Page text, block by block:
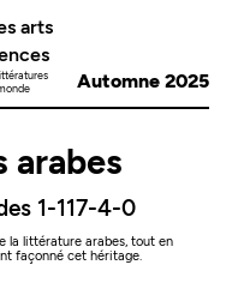
arts
Automne 2025
arabes
1-117-4-0
la littérature arabes, tout en
façonné cet héritage.